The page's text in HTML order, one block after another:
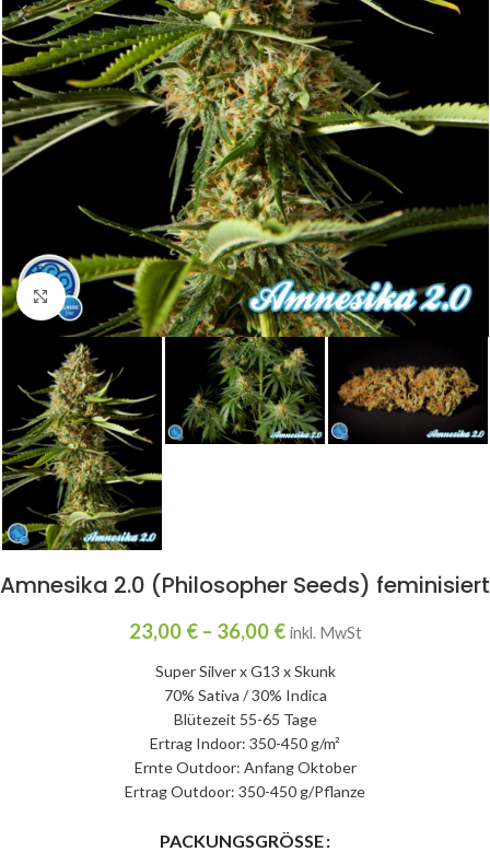
Click to enlarge
Amnesika 2.0 (Philosopher Seeds) feminisiert
23,00 € – 36,00 € inkl. MwSt
Super Silver x G13 x Skunk
70% Sativa / 30% Indica
Blütezeit 55-65 Tage
Ertrag Indoor: 350-450 g/m²
Ernte Outdoor: Anfang Oktober
Ertrag Outdoor: 350-450 g/Pflanze
PACKUNGSGRÖSSE